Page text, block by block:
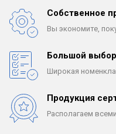
Собственное
Вы экономите,
Большой выбор
Широкая
Продукция
Располагаем всеми